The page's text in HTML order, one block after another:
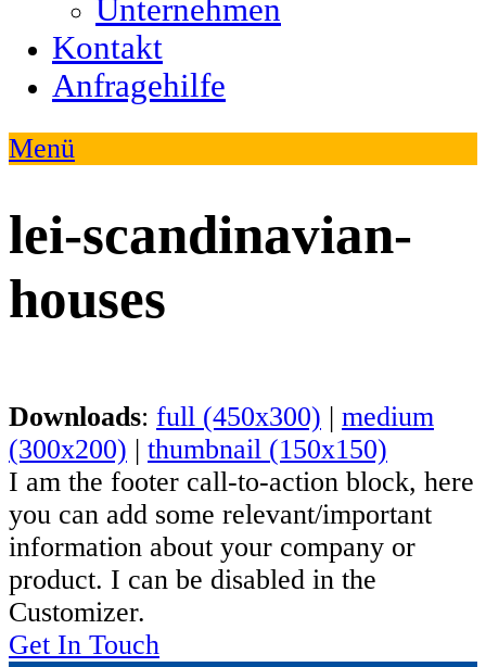
Unternehmen
Kontakt
Anfragehilfe
Menü
lei-scandinavian-
houses
Downloads: full (450x300) | medium
(300x200) | thumbnail (150x150)
I am the footer call-to-action block, here
you can add some relevant/important
information about your company or
product. I can be disabled in the
Customizer.
Get In Touch